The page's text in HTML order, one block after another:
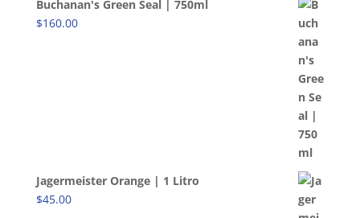
Buchanan's Green Seal | 750ml
$160.00
Jagermeister Orange | 1 Litro
$45.00